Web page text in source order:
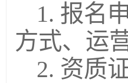
1. 报名
方式、运
2. 资质